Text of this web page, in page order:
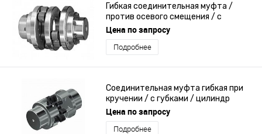
Гибкая соединительная муфта /
против осевого смещения / с
фланцем
Цена по запросу
Подробнее
Соединительная муфта гибкая при
кручении / с губками / цилиндр
Цена по запросу
Подробнее